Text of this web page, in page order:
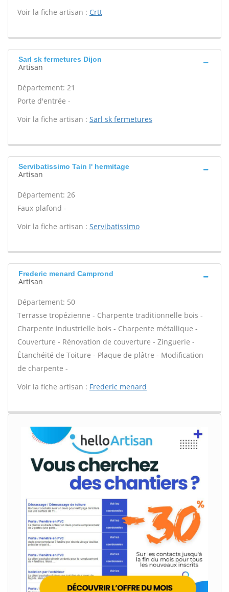
Voir la fiche artisan : Crtt
Sarl sk fermetures Dijon
Artisan
Département: 21
Porte d'entrée -
Voir la fiche artisan : Sarl sk fermetures
Servibatissimo Tain l' hermitage
Artisan
Département: 26
Faux plafond -
Voir la fiche artisan : Servibatissimo
Frederic menard Camprond
Artisan
Département: 50
Terrasse tropézienne - Charpente traditionnelle bois -
Charpente industrielle bois - Charpente métallique -
Couverture - Rénovation de couverture - Zinguerie -
Étanchéité de Toiture - Plaque de plâtre - Modification
de charpente -
Voir la fiche artisan : Frederic menard